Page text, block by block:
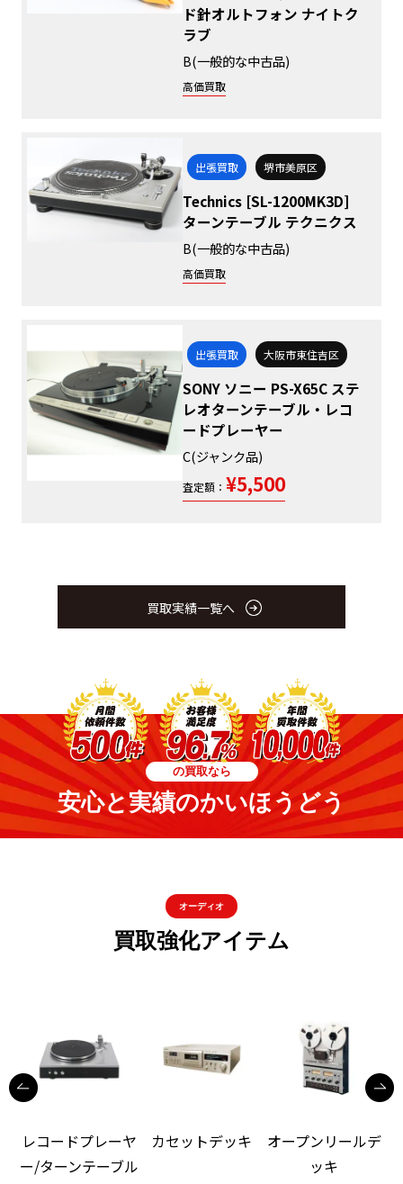
ド針オルトフォン ナイトク
ラブ
B(一般的な中古品)
高価買取
出張買取 堺市美原区
Technics [SL-1200MK3D]
ターンテーブル テクニクス
B(一般的な中古品)
高価買取
出張買取 大阪市東住吉区
SONY ソニー PS-X65C ステ
レオターンテーブル・レコ
ードプレーヤー
C(ジャンク品)
査定額： ¥5,500
買取実績一覧へ
の買取なら
安心と実績のかいほうどう
オーディオ
買取強化アイテム
レコードプレーヤ
ー/ターンテーブル
カセットデッキ
オープンリールデ
ッキ